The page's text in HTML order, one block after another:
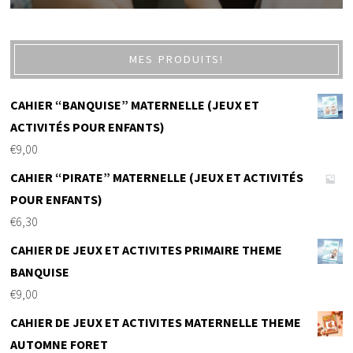
MES PRODUITS!
CAHIER “BANQUISE” MATERNELLE (JEUX ET
ACTIVITÉS POUR ENFANTS)
€9,00
CAHIER “PIRATE” MATERNELLE (JEUX ET ACTIVITÉS
POUR ENFANTS)
€6,30
CAHIER DE JEUX ET ACTIVITES PRIMAIRE THEME
BANQUISE
€9,00
CAHIER DE JEUX ET ACTIVITES MATERNELLE THEME
AUTOMNE FORET